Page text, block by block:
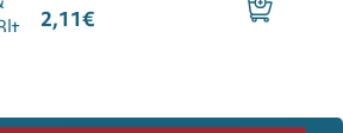
2,11€